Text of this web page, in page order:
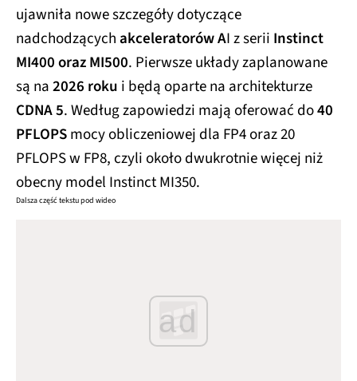
ujawniła nowe szczegóły dotyczące
nadchodzącychakceleratorów AI z serii Instinct
MI400 oraz MI500. Pierwsze układy zaplanowane
są na2026 roku i będą oparte na architekturze
CDNA 5. Według zapowiedzi mają oferować do40
PFLOPSmocy obliczeniowej dla FP4 oraz 20
PFLOPS w FP8, czyli około dwukrotnie więcej niż
obecny model Instinct MI350.
Dalsza część tekstu pod wideo
ad